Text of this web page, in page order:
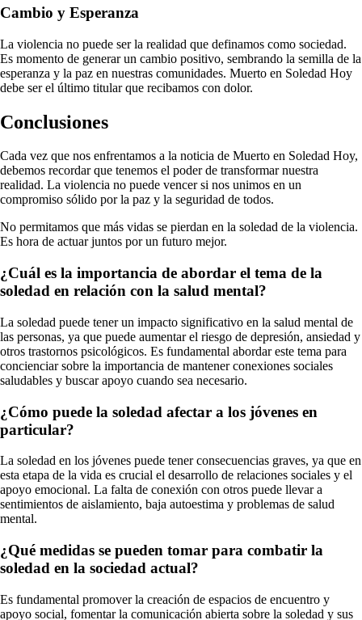
Cambio y Esperanza
La violencia no puede ser la realidad que definamos como sociedad.
Es momento de generar un cambio positivo, sembrando la semilla de la
esperanza y la paz en nuestras comunidades. Muerto en Soledad Hoy
debe ser el último titular que recibamos con dolor.
Conclusiones
Cada vez que nos enfrentamos a la noticia de Muerto en Soledad Hoy,
debemos recordar que tenemos el poder de transformar nuestra
realidad. La violencia no puede vencer si nos unimos en un
compromiso sólido por la paz y la seguridad de todos.
No permitamos que más vidas se pierdan en la soledad de la violencia.
Es hora de actuar juntos por un futuro mejor.
¿Cuál es la importancia de abordar el tema de la
soledad en relación con la salud mental?
La soledad puede tener un impacto significativo en la salud mental de
las personas, ya que puede aumentar el riesgo de depresión, ansiedad y
otros trastornos psicológicos. Es fundamental abordar este tema para
concienciar sobre la importancia de mantener conexiones sociales
saludables y buscar apoyo cuando sea necesario.
¿Cómo puede la soledad afectar a los jóvenes en
particular?
La soledad en los jóvenes puede tener consecuencias graves, ya que en
esta etapa de la vida es crucial el desarrollo de relaciones sociales y el
apoyo emocional. La falta de conexión con otros puede llevar a
sentimientos de aislamiento, baja autoestima y problemas de salud
mental.
¿Qué medidas se pueden tomar para combatir la
soledad en la sociedad actual?
Es fundamental promover la creación de espacios de encuentro y
apoyo social, fomentar la comunicación abierta sobre la soledad y sus